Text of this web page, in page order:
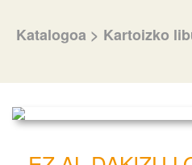
Katalogoa > Kartoizko